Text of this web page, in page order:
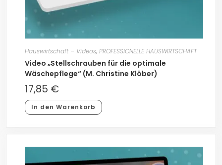
Hauswirtschaft – Videos, PROFESSIONELLE HAUSWIRTSCHAFT
Video „Stellschrauben für die optimale
Wäschepflege“ (M. Christine Klöber)
17,85 €
In den Warenkorb